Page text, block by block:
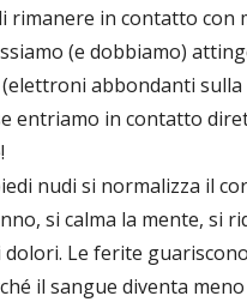
rimanere in contatto con
(e dobbiamo)
abbondanti sulla
entriamo in contatto
nudi si normalizza il
si calma la mente, si
dolori. Le ferite
il sangue diventa